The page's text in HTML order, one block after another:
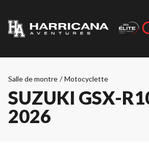
Salle de montre / Motocyclette
SUZUKI GSX-
2026